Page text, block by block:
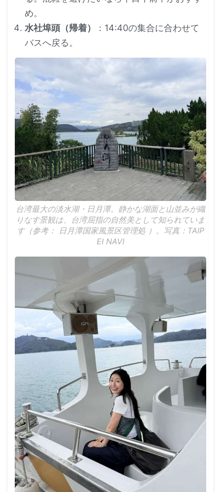
め。
水社埠頭（帰着）
：14:40の集合に合わせて
バスへ戻る。
台湾最大の淡水湖・日月潭。静かな湖面と山並みが織
りなす景観は、台湾屈指の自然美として知られていま
す（参考： 日月潭国家風景区管理処 ）。写真：TAIP
EI NAVI